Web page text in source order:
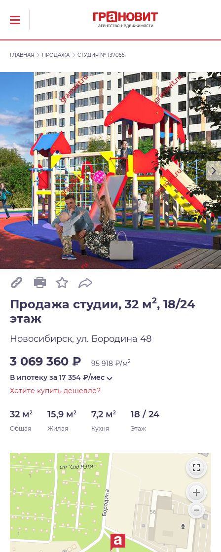
ГЛАВНАЯ ПРОДАЖА СТУДИЯ № 137055
Продажа студии, 32 м2, 18/24
этаж
Новосибирск, ул. Бородина 48
3 069 360 ₽ 95 918 ₽/м2
В ипотеку за 17 354 ₽/мес
Хотите купить дешевле?
32 м2
Общая
15,9 м2
Жилая
7,2 м2
Кухня
18 / 24
Этаж